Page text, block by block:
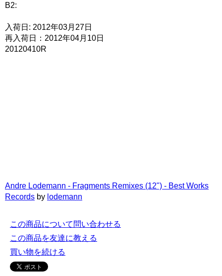
B2:
入荷日: 2012年03月27日
再入荷日：2012年04月10日
20120410R
Andre Lodemann - Fragments Remixes (12") - Best Works
Records by lodemann
この商品について問い合わせる
この商品を友達に教える
買い物を続ける